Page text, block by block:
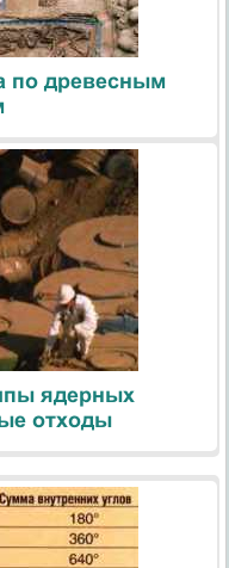
по древесным
ядерных
отходы